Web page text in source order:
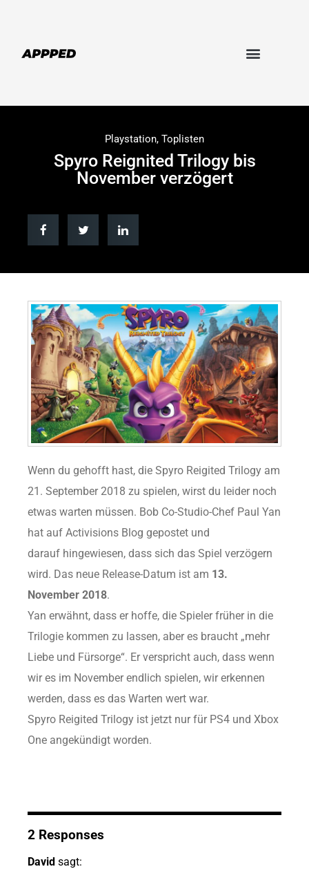
Playstation, Toplisten
Spyro Reignited Trilogy bis
November verzögert
Wenn du gehofft hast, die Spyro Reigited Trilogy am
21. September 2018 zu spielen, wirst du leider noch
etwas warten müssen. Bob Co-Studio-Chef Paul Yan
hat auf Activisions Blog gepostet und
darauf hingewiesen, dass sich das Spiel verzögern
wird. Das neue Release-Datum ist am 13.
November 2018.
Yan erwähnt, dass er hoffe, die Spieler früher in die
Trilogie kommen zu lassen, aber es braucht „mehr
Liebe und Fürsorge“. Er verspricht auch, dass wenn
wir es im November endlich spielen, wir erkennen
werden, dass es das Warten wert war.
Spyro Reigited Trilogy ist jetzt nur für PS4 und Xbox
One angekündigt worden.
2 Responses
David sagt: